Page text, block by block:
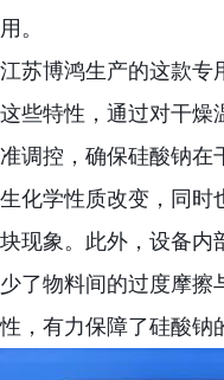
用。
江苏博鸿生产的这款专
这些特性，通过对干燥
准调控，确保硅酸钠在
生化学性质改变，同时
块现象。此外，设备内
少了物料间的过度摩擦
性，有力保障了硅酸钠